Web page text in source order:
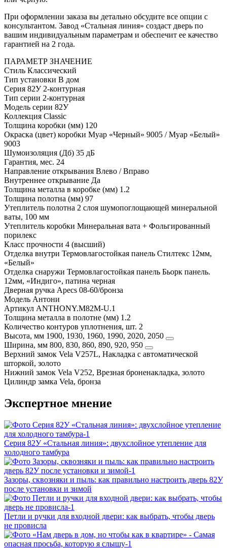
При оформлении заказа вы детально обсудите все опции с
консультантом. Завод «Стальная линия» создаст дверь по
вашим индивидуальным параметрам и обеспечит ее качество
гарантией на 2 года.
ПАРАМЕТР ЗНАЧЕНИЕ
Стиль Классический
Тип установки В дом
Серия 82У 2-контурная
Тип серии 2-контурная
Модель серии 82У
Коллекция Classic
Толщина коробки (мм) 120
Окраска (цвет) коробки Муар «Черный» 9005 / Муар «Белый»
9003
Шумоизоляция (Дб) 35 дБ
Гарантия, мес. 24
Направление открывания Влево / Вправо
Внутреннее открывание Да
Толщина металла в коробке (мм) 1.2
Толщина полотна (мм) 97
Утеплитель полотна 2 слоя шумопоглощающей минеральной
ваты, 100 мм
Утеплитель коробки Минеральная вата + Фольгированный
порилекс
Класс прочности 4 (высший)
Отделка внутри Термовлагостойкая панель Стилтекс 12мм,
«Белый»
Отделка снаружи Термовлагостойкая панель Бьорк панель.
12мм, «Индиго», патина черная
Дверная ручка Apecs 08-60/бронза
Модель Антони
Артикул ANTHONY.M82M-U.1
Толщина металла в полотне (мм) 1.2
Количество контуров уплотнения, шт. 2
Высота, мм 1900, 1930, 1960, 1990, 2020, 2050
Ширина, мм 800, 830, 860, 890, 920, 950
Верхний замок Vela V257L, Накладка с автоматической
шторкой, золото
Нижний замок Vela V252, Врезная броненакладка, золото
Цилиндр замка Vela, бронза
Экспертное мнение
Серия 82У «Стальная линия»: двухслойное утепление для
холодного тамбура
Зазоры, сквозняки и пыль: как правильно настроить дверь 82У
после установки и зимой
Петли и ручки для входной двери: как выбрать, чтобы дверь
не провисла